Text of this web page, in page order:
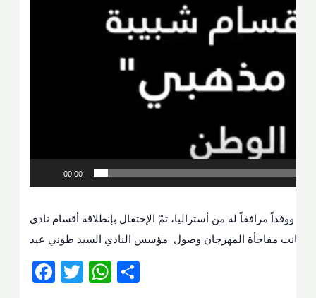
00:00
ووفداً مرافقاً له من أستراليا، تمّ الإحتفال بإنطلاقة أقسام نادي
Facebook
TwitterWhatsApp